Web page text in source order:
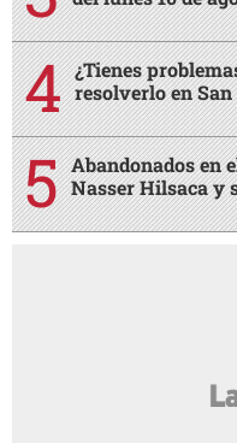
¿Tienes
resolverlo en San
Abandonados en
Nasser Hilsaca y